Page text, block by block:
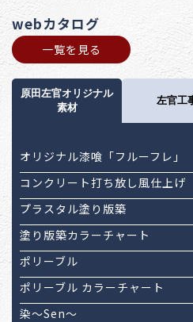
webカタログ
一覧を見る
原田左官オリジナル
素材
左官工
オリジナル漆喰「フルーフレ」
コンクリート打ち放し風仕上げ
プラスタル塗り版築
塗り版築カラーチャート
ポリーブル
ポリーブル カラーチャート
染～Sen～